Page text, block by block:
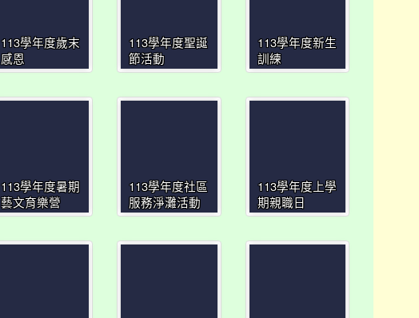
113學年度歲末
感恩
113學年度聖誕
節活動
113學年度新生
訓練
113學年度暑期
藝文育樂營
113學年度社區
服務淨灘活動
113學年度上學
期親職日